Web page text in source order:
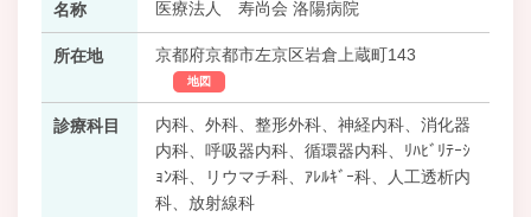
名称 医療法人 寿尚会 洛陽病院
所在地 京都府京都市左京区岩倉上蔵町143
地図
診療科目
内科、外科、整形外科、神経内科、消化器
内科、呼吸器内科、循環器内科、ﾘﾊﾋﾞﾘﾃｰｼ
ｮﾝ科、リウマチ科、ｱﾚﾙｷﾞｰ科、人工透析内
科、放射線科